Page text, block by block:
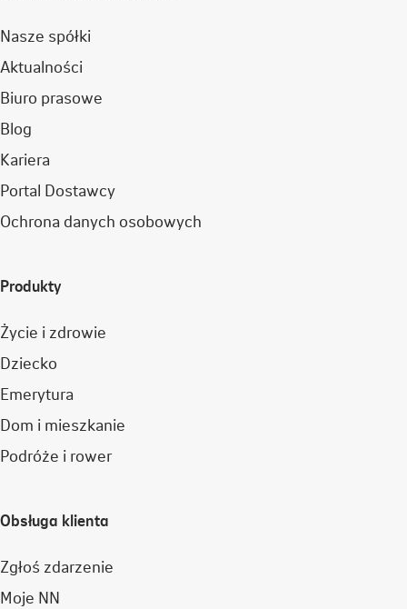
Nasze spółki
Aktualności
Biuro prasowe
Blog
Kariera
Portal Dostawcy
Ochrona danych osobowych
Produkty
Życie i zdrowie
Dziecko
Emerytura
Dom i mieszkanie
Podróże i rower
Obsługa klienta
Zgłoś zdarzenie
Moje NN